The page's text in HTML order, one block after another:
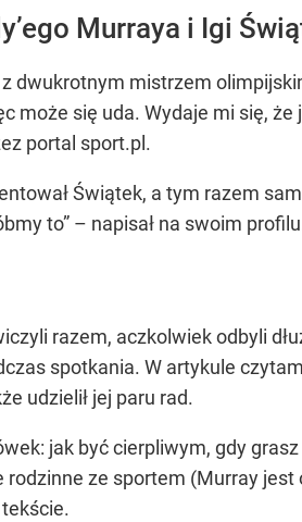
Murraya i Igi
dwukrotnym mistrzem
może się uda. Wydaje mi się,
portal sport.pl.
Świątek, a tym razem
to” – napisał na swoim
razem, aczkolwiek odbyli
spotkania. W artykule
udzielił jej paru rad.
jak być cierpliwym, gdy
rodzinne ze sportem (Murray